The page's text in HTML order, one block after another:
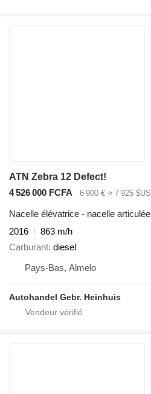
ATN Zebra 12 Defect!
4 526 000 FCFA
6 900 € ≈ 7 925 $US
Nacelle élévatrice - nacelle articulée
2016
863 m/h
Carburant diesel
Pays-Bas, Almelo
Autohandel Gebr. Heinhuis